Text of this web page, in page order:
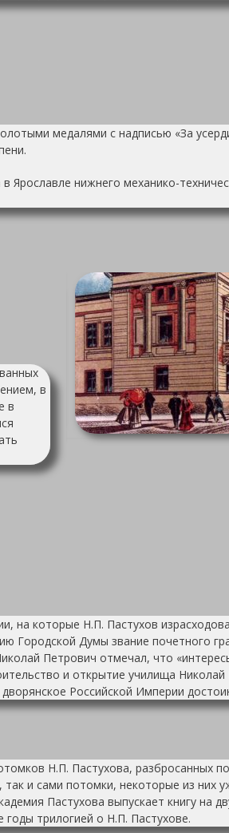
медалями с надписью «За
нижнего механико-
в
в
на которые Н.П. Пастухов
Городской Думы звание почетного
Петрович отмечал, что
и открытие училища
Российской Империи
Н.П. Пастухова, разбросанных
и сами потомки, некоторые из них
Пастухова выпускает книгу на
трилогией о Н.П. Пастухове.